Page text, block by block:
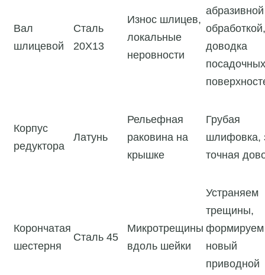
Вал
шлицевой
Сталь
20Х13
Износ шлицев,
локальные
неровности
абразивной
обработкой,
доводка
посадочных
Корпус
редуктора
Латунь
Рельефная
раковина на
крышке
Грубая
шлифовка,
точная
Корончатая
шестерня
Сталь 45
Микротрещины
вдоль шейки
Устраняем
трещины,
формируем
новый
приводной